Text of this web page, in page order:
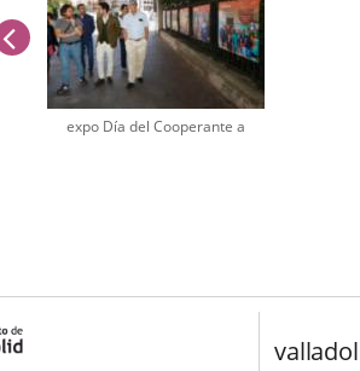
expo Día del Cooperante a
previus